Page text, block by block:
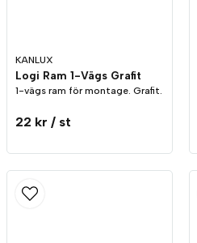
KANLUX
Logi Ram 1-Vägs Grafit
1-vägs ram för montage. Grafit.
22 kr / st